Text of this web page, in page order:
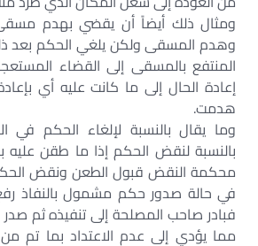
ومثال ذلك أيضاً أن يقضي بهدم
وهدم المسقى ولكن يلغي الحكم بعد
المنتفع بالمسقى إلى القضاء
إعادة الحال إلى ما كانت عليه أي
هدمت.
وما يقال بالنسبة لإلغاء الحكم في
بالنسبة لنقض الحكم إذا ما طقن
محكمة النقض قبول الطعن ونقض
في حالة صدور حكم مشمول بالنفاذ
فبادر صاحب المصلحة إلى تنفيذه ثم
مما يؤدي إلى عدم الاعتداد بما تم من